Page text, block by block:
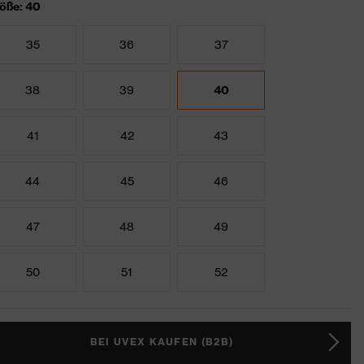
40
35 36 37
38 39 40
41 42 43
44 45 46
47 48 49
50 51 52
BEI UVEX KAUFEN (B2B)